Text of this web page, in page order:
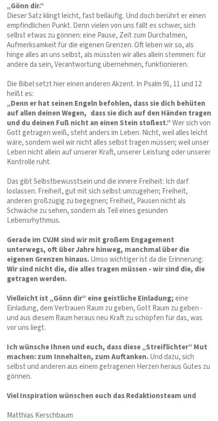
„Gönn dir.“
Dieser Satz klingt leicht, fast beiläufig. Und doch berührt er einen
empfindlichen Punkt. Denn vielen von uns fällt es schwer, sich
selbst etwas zu gönnen: eine Pause, Zeit zum Durchatmen,
Aufmerksamkeit für die eigenen Grenzen. Oft leben wir so, als
hinge alles an uns selbst, als müssten wir alles allein stemmen: für
andere da sein, Verantwortung übernehmen, funktionieren.
Die Bibel setzt hier einen anderen Akzent. In Psalm 91, 11 und 12
heißt es:
„Denn er hat seinen Engeln befohlen, dass sie dich behüten
auf allen deinen Wegen, dass sie dich auf den Händen tragen
und du deinen Fuß nicht an einen Stein stoßest.“Wer sich von
Gott getragen weiß, steht anders im Leben. Nicht, weil alles leicht
wäre, sondern weil wir nicht alles selbst tragen müssen; weil unser
Leben nicht allein auf unserer Kraft, unserer Leistung oder unserer
Kontrolle ruht.
Das gibt Selbstbewusstsein und die innere Freiheit: Ich darf
loslassen. Freiheit, gut mit sich selbst umzugehen; Freiheit,
anderen großzügig zu begegnen; Freiheit, Pausen nicht als
Schwäche zu sehen, sondern als Teil eines gesunden
Lebensrhythmus.
Gerade im CVJM sind wir mit großem Engagement
unterwegs, oft über Jahre hinweg, manchmal über die
eigenen Grenzen hinaus.Umso wichtiger ist da die Erinnerung:
Wir sind nicht die, die alles tragen müssen - wir sind die, die
getragen werden.
Vielleicht ist „Gönn dir“ eine geistliche Einladung;eine
Einladung, dem Vertrauen Raum zu geben, Gott Raum zu geben -
und aus diesem Raum heraus neu Kraft zu schöpfen für das, was
vor uns liegt.
Ich wünsche Ihnen und euch, dass diese „Streiflichter“ Mut
machen: zum Innehalten, zum Auftanken.Und dazu, sich
selbst und anderen aus einem getragenen Herzen heraus Gutes zu
gönnen.
Viel Inspiration wünschen euch das Redaktionsteam und
Matthias Kerschbaum